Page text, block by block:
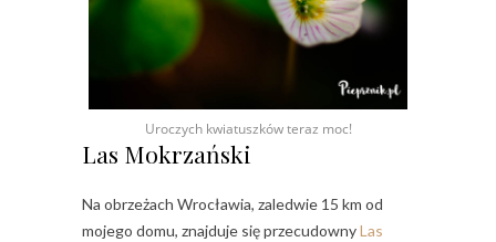
Uroczych kwiatuszków teraz moc!
Las Mokrzański
Na obrzeżach Wrocławia, zaledwie 15 km od
mojego domu, znajduje się przecudownyLas